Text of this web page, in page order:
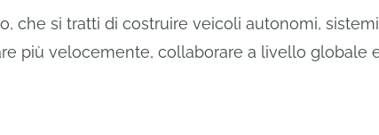
che si tratti di costruire veicoli autonomi,
più velocemente, collaborare a livello globale